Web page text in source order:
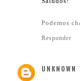
Podemos
Responder
UNKNOWN